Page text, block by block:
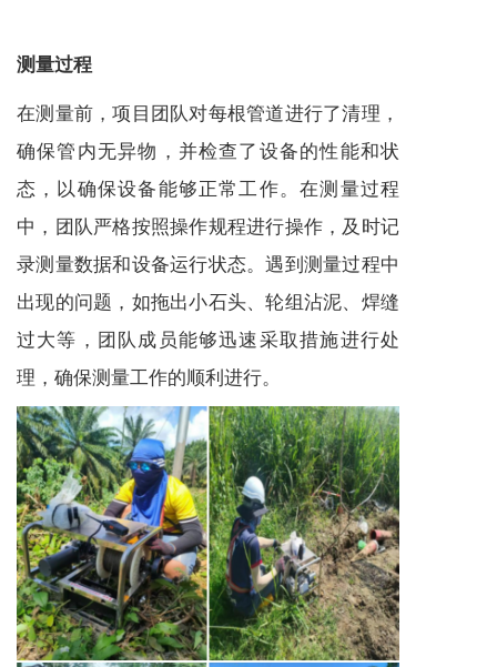
测量过程
在测量前，项目团队对每根管道进行了清理，
确保管内无异物，并检查了设备的性能和状
态，以确保设备能够正常工作。在测量过程
中，团队严格按照操作规程进行操作，及时记
录测量数据和设备运行状态。遇到测量过程中
出现的问题，如拖出小石头、轮组沾泥、焊缝
过大等，团队成员能够迅速采取措施进行处
理，确保测量工作的顺利进行。